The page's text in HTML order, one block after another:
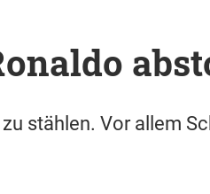
stählen. Vor allem